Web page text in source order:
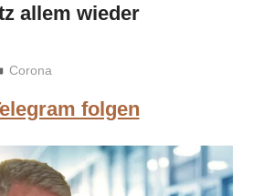
allem wieder
Niki Vogt
Corona
folgen